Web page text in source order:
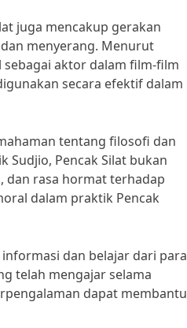
juga mencakup gerakan
menyerang. Menurut
sebagai aktor dalam film-film
secara efektif dalam
tentang filosofi dan
Sudjio, Pencak Silat bukan
dan rasa hormat terhadap
dalam praktik Pencak
dan belajar dari para
telah mengajar selama
dapat membantu